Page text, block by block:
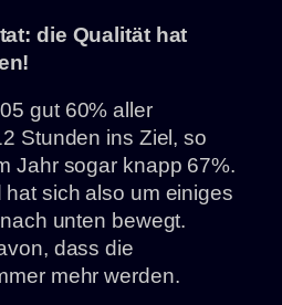
die Qualität hat
gut 60% aller
Stunden ins Ziel, so
Jahr sogar knapp 67%.
sich also um einiges
unten bewegt.
dass die
mehr werden.